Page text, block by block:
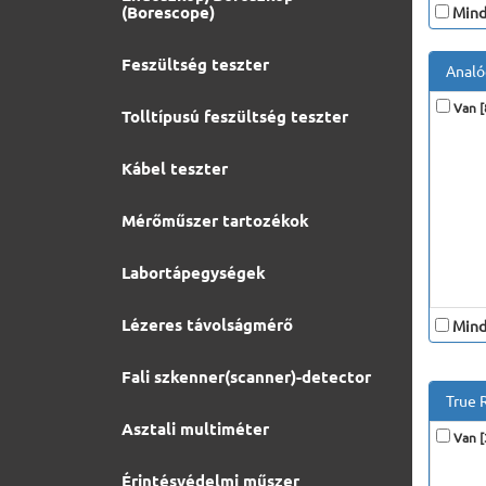
(Borescope)
Feszültség teszter
Tolltípusú feszültség teszter
Kábel teszter
Mérőműszer tartozékok
Labortápegységek
Lézeres távolságmérő
Fali szkenner(scanner)-detector
Asztali multiméter
Érintésvédelmi műszer
Van
True
Van